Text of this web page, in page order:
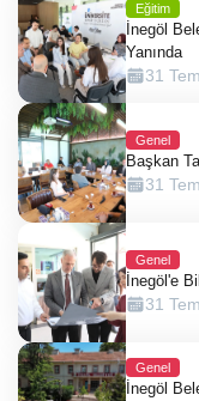
Eğitim
İnegöl
Yanında
31
Genel
Başkan
31
Genel
İnegöl'e
31
Genel
İnegöl